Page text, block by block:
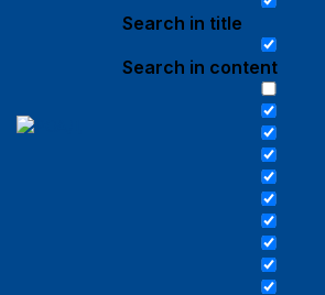
Search in title
Search in content